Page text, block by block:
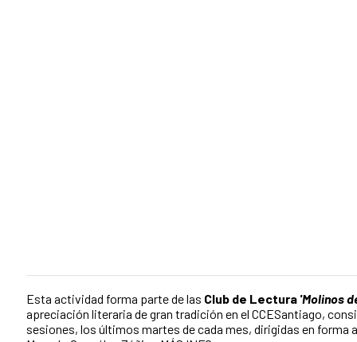
Esta actividad forma parte de las Club de Lectura 'Molinos
apreciación literaria de gran tradición en el CCESantiago,
sesiones, los últimos martes de cada mes, dirigidas en forma